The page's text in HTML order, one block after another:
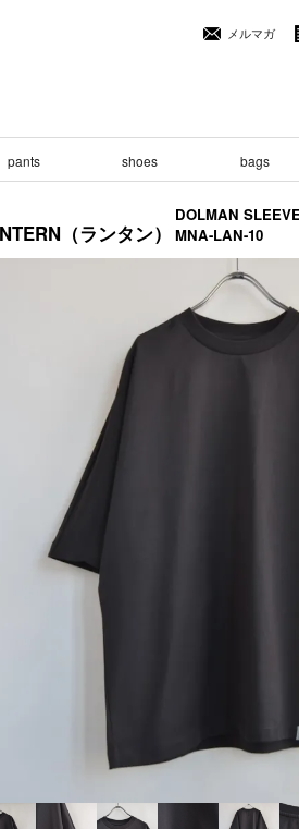
メルマガ
pants shoes bags
（ランタン）
DOLMAN
MNA-LAN-10